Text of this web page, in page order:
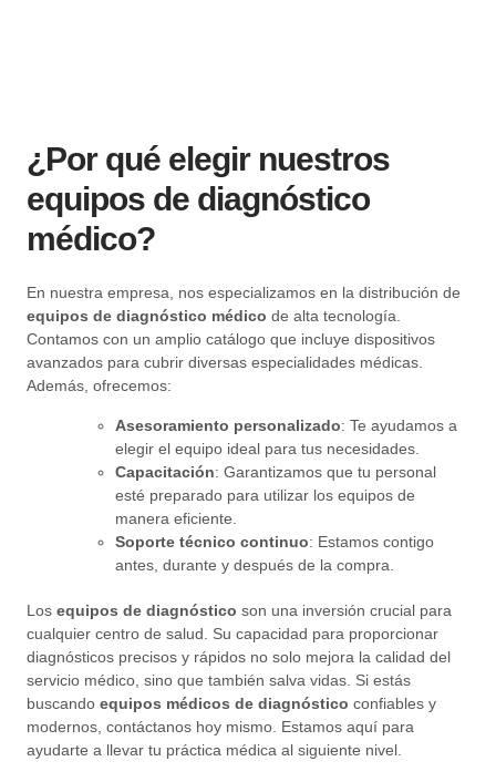
¿Por qué elegir nuestros
equipos de diagnóstico
médico?
En nuestra empresa, nos especializamos en la distribución de
equipos de diagnóstico médico de alta tecnología.
Contamos con un amplio catálogo que incluye dispositivos
avanzados para cubrir diversas especialidades médicas.
Además, ofrecemos:
Asesoramiento personalizado: Te ayudamos a
elegir el equipo ideal para tus necesidades.
Capacitación: Garantizamos que tu personal
esté preparado para utilizar los equipos de
manera eficiente.
Soporte técnico continuo: Estamos contigo
antes, durante y después de la compra.
Los equipos de diagnóstico son una inversión crucial para
cualquier centro de salud. Su capacidad para proporcionar
diagnósticos precisos y rápidos no solo mejora la calidad del
servicio médico, sino que también salva vidas. Si estás
buscando equipos médicos de diagnóstico confiables y
modernos, contáctanos hoy mismo. Estamos aquí para
ayudarte a llevar tu práctica médica al siguiente nivel.